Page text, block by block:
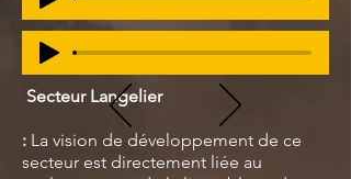
Secteur Langelier
: La vision de développement de ce
secteur est directement liée au